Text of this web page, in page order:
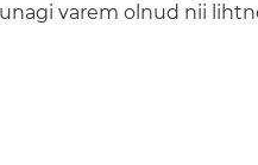
varem olnud nii